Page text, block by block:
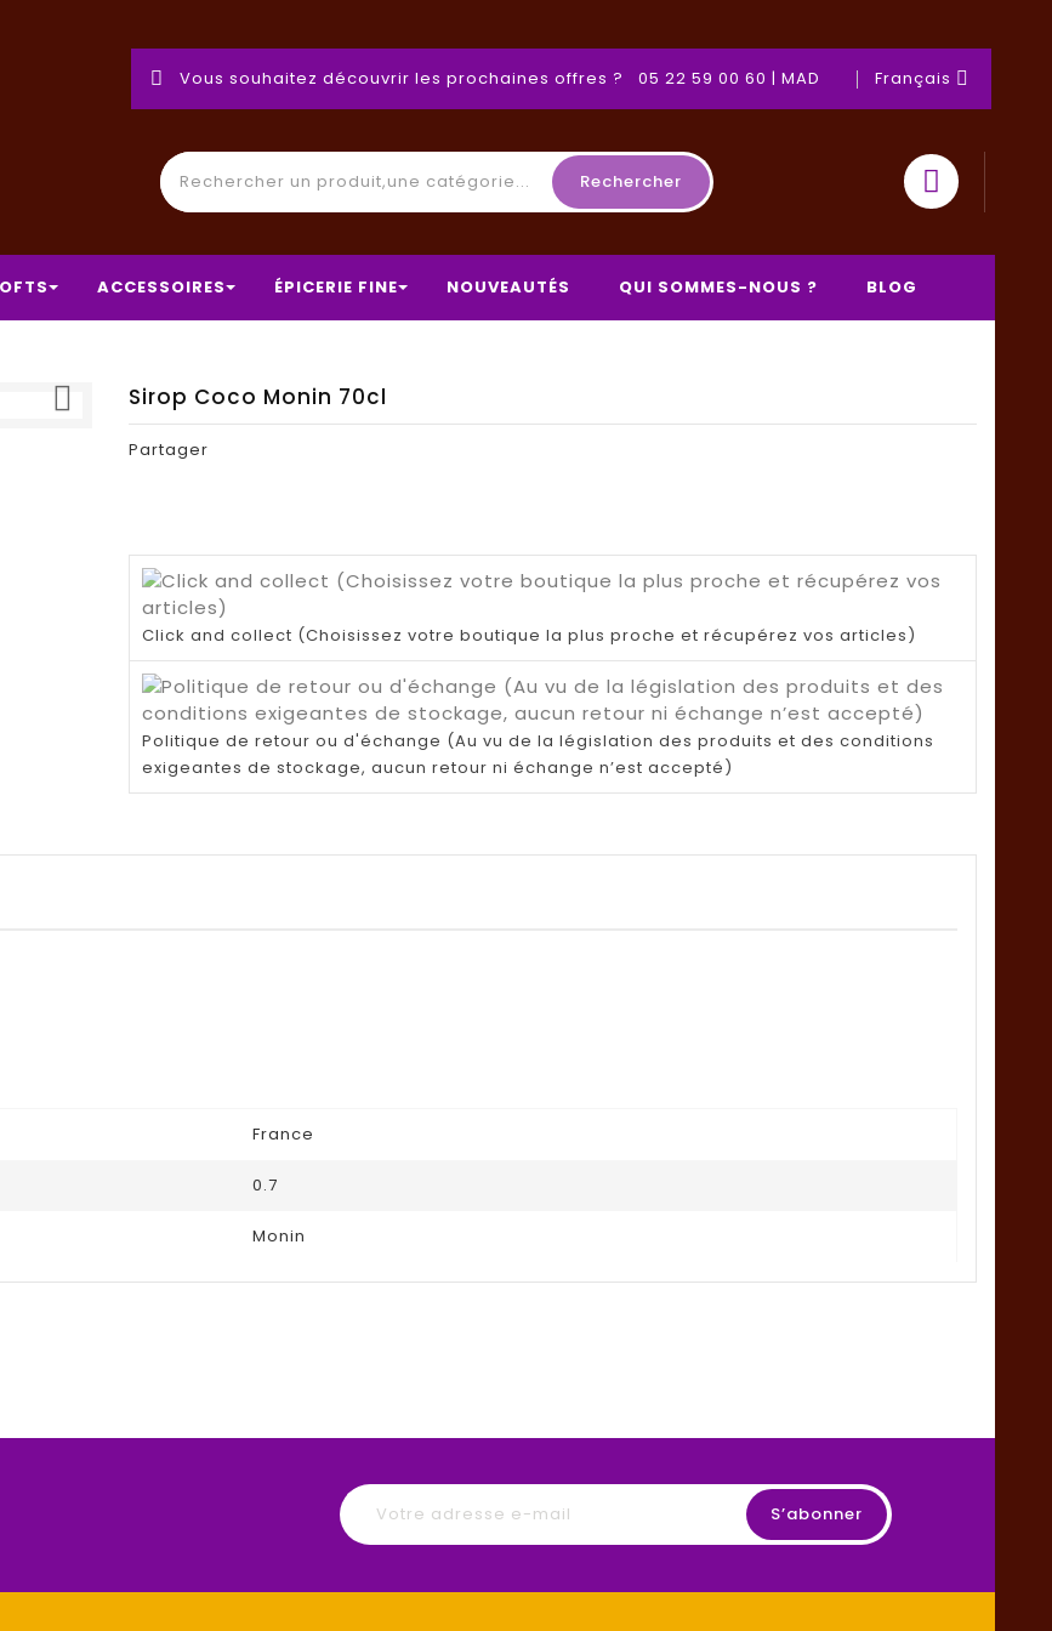
Vous souhaitez découvrir les prochaines offres ? 05 22 59 00 60 | MAD Français 
Rechercher
ACCESSOIRES ÉPICERIE FINE NOUVEAUTÉS QUI SOMMES-NOUS ? BLOG
 Sirop Coco Monin 70cl
Partager
Click and collect (Choisissez votre boutique la plus proche et récupérez vos articles)
Politique de retour ou d'échange (Au vu de la législation des produits et des conditions
exigeantes de stockage, aucun retour ni échange n’est accepté)
France
0.7
Monin